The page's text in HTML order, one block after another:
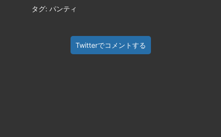
タグ: パンティ
Twitterでコメントする